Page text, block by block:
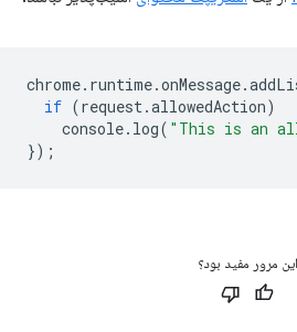
chrome. runtime.onMessage.
if (request.allowedAction)
console. log( "This is an
});
این مرور مفید بود؟